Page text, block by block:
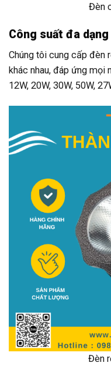
Đèn
Công suất đa dạng
Chúng tôi cung cấp đèn
khác nhau, đáp ứng mọi
12W, 20W, 30W, 50W,
Đèn